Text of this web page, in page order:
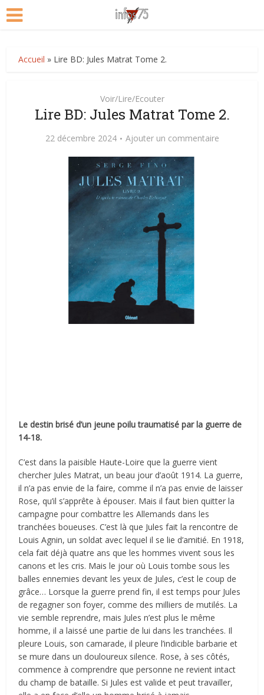
Accueil » Lire BD: Jules Matrat Tome 2.
Voir/Lire/Ecouter
Lire BD: Jules Matrat Tome 2.
22 décembre 2024 Ajouter un commentaire
Le destin brisé d’un jeune poilu traumatisé par la guerre de
14-18.
C’est dans la paisible Haute-Loire que la guerre vient
chercher Jules Matrat, un beau jour d’août 1914. La guerre,
il n’a pas envie de la faire, comme il n’a pas envie de laisser
Rose, qu’il s’apprête à épouser. Mais il faut bien quitter la
campagne pour combattre les Allemands dans les
tranchées boueuses. C’est là que Jules fait la rencontre de
Louis Agnin, un soldat avec lequel il se lie d’amitié. En 1918,
cela fait déjà quatre ans que les hommes vivent sous les
canons et les cris. Mais le jour où Louis tombe sous les
balles ennemies devant les yeux de Jules, c’est le coup de
grâce… Lorsque la guerre prend fin, il est temps pour Jules
de regagner son foyer, comme des milliers de mutilés. La
vie semble reprendre, mais Jules n’est plus le même
homme, il a laissé une partie de lui dans les tranchées. Il
pleure Louis, son camarade, il pleure l’indicible barbarie et
se mure dans un douloureux silence. Rose, à ses côtés,
commence à comprendre que personne ne revient intact
du champ de bataille. Si Jules est valide et peut travailler,